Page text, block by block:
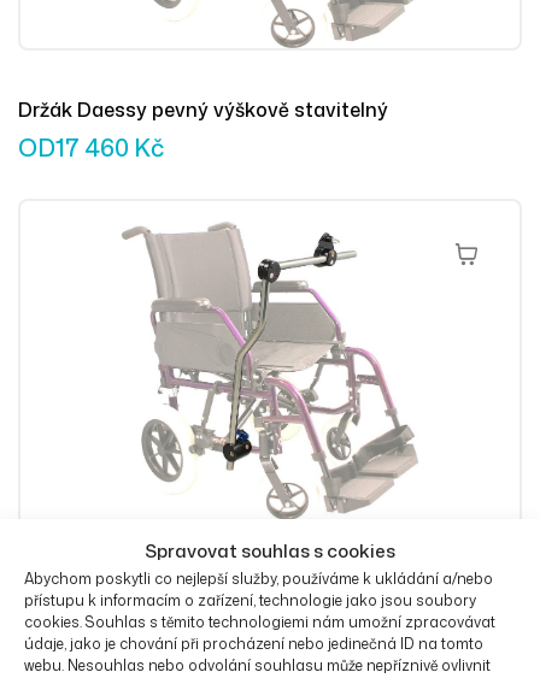
Spravovat souhlas s cookies
Abychom poskytli co nejlepší služby, používáme k ukládání a/nebo
přístupu k informacím o zařízení, technologie jako jsou soubory
cookies. Souhlas s těmito technologiemi nám umožní zpracovávat
údaje, jako je chování při procházení nebo jedinečná ID na tomto
webu. Nesouhlas nebo odvolání souhlasu může nepříznivě ovlivnit
Držák Daessy pevný výškově stavitelný
OD17 460 Kč
Výběr
Držák Daessy pevný dvoudílný se zámkem
OD12 060Kč